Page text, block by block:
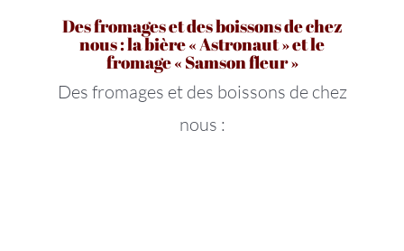
Des fromages et des boissons de chez
nous : la bière « Astronaut » et le
fromage « Samson fleur »
Des fromages et des boissons de chez
nous :